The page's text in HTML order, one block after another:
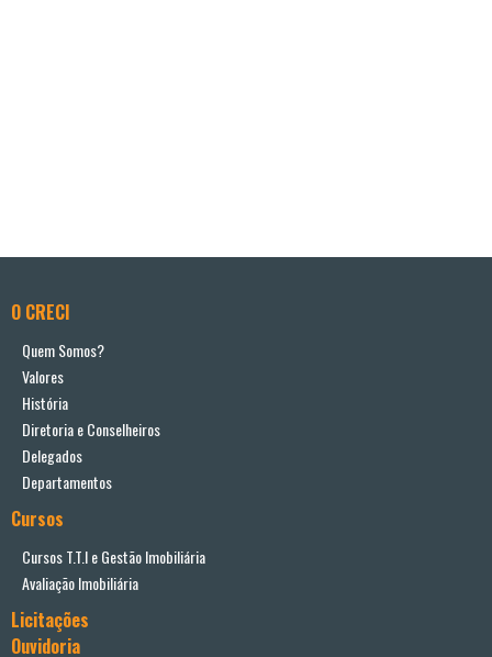
O CRECI
Quem Somos?
Valores
História
Diretoria e Conselheiros
Delegados
Departamentos
Cursos
Cursos T.T.I e Gestão Imobiliária
Avaliação Imobiliária
Licitações
Ouvidoria